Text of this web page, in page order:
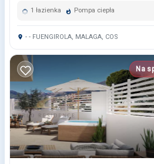
1 łazienka Pompa ciepła
- - FUENGIROLA, MALAGA, COS
Na